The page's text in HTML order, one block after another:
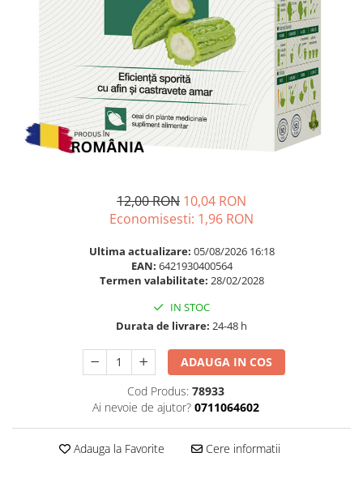
Omega 3
Par si unghii
Probiotice si prebiotice
Prostata
Sanatate urinara
Sistemul respirator
Somn stres si anxietate
Supliment Complexe
Supliment Vitamina B
Supliment Vitamina C
Supliment Vitamina D3
Supliment Vitamina E
Supliment Zinc
Tincturi si Gemoderivate
Ingrijire par
Balsam masca si tratament
Produse cu SPF Pentru Fata
Repelenti insecte
12,00 RON 10,04 RON
Economisesti: 1,96 RON
Ultima actualizare: 05/08/2026 16:18
EAN: 6421930400564
Termen valabilitate: 28/02/2028
IN STOC
Durata de livrare: 24-48 h
ADAUGA IN COS
Cod Produs: 78933
Ai nevoie de ajutor? 0711064602
Adauga la Favorite Cere informatii